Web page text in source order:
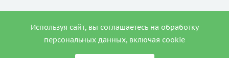
Используя сайт, вы соглашаетесь на обработку
персональных данных, включая cookie